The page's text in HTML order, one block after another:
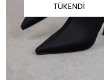
TÜKENDI